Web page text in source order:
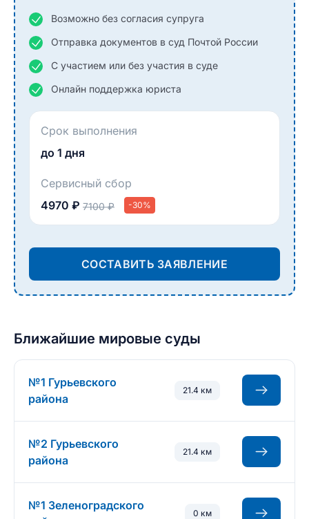
Возможно без согласия супруга
Отправка документов в суд Почтой России
С участием или без участия в суде
Онлайн поддержка юриста
Срок выполнения
до 1 дня
Сервисный сбор
4970 ₽ 7100 ₽ -30%
СОСТАВИТЬ ЗАЯВЛЕНИЕ
Ближайшие мировые суды
№1 Гурьевского
района
21.4 км
№2 Гурьевского
района
21.4 км
№1 Зеленоградского
0 км